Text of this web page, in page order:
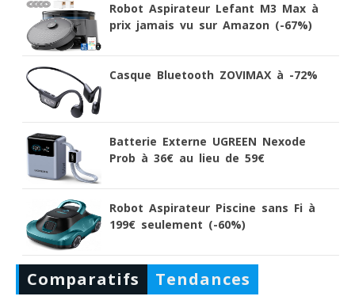
Robot Aspirateur Lefant M3 Max à
prix jamais vu sur Amazon (-67%)
Casque Bluetooth ZOVIMAX à -72%
Batterie Externe UGREEN Nexode
Prob à 36€ au lieu de 59€
Robot Aspirateur Piscine sans Fi à
199€ seulement (-60%)
Comparatifs Tendances